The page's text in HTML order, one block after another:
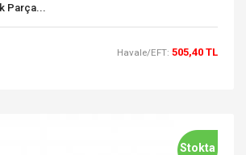
Parça...
Havale/EFT: 505,40 TL
Stokta